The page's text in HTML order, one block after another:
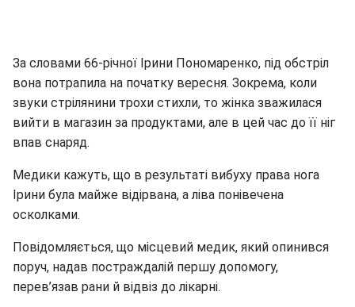
За словами 66-річної Ірини Пономаренко, під обстріл
вона потрапила на початку вересня. Зокрема, коли
звуки стрілянини трохи стихли, то жінка зважилася
вийти в магазин за продуктами, але в цей час до її ніг
впав снаряд.
Медики кажуть, що в результаті вибуху права нога
Ірини була майже відірвана, а ліва понівечена
осколками.
Повідомляється, що місцевий медик, який опинився
поруч, надав постраждалій першу допомогу,
перев’язав рани й відвіз до лікарні.